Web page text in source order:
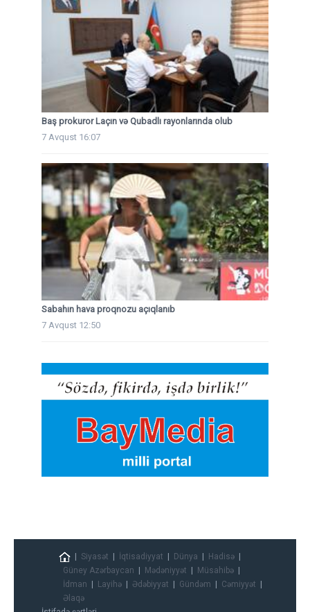
Baş prokuror Laçın və Qubadlı rayonlarında olub
7 Avqust 16:07
Sabahın hava proqnozu açıqlanıb
7 Avqust 12:50
Siyasət İqtisadiyyat Dünya
Hadisə
Güney Azərbaycan
Mədəniyyət
Müsahibə
İdman
Layihə Ədəbiyyat Gündəm
Cəmiyyət
Əlaqə